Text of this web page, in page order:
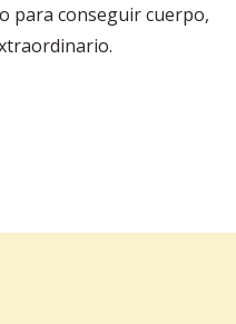
para conseguir cuerpo,